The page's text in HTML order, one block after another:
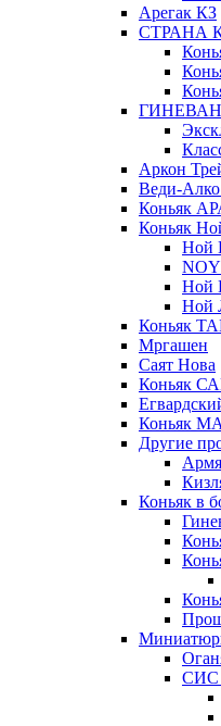
Арегак КЗ
СТРАНА
Аркон
Веди-Алко
Коньяк
Коньяк
Ной
NOY
Ной
Ной
Коньяк
Мргашен
Саят Нова
Коньяк
Коньяк
Другие
Коньяк в